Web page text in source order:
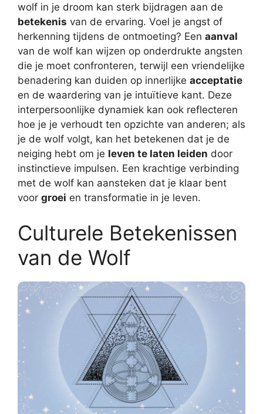
wolf in je droom kan sterk bijdragen aan de
betekenis van de ervaring. Voel je angst of
herkenning tijdens de ontmoeting? Een aanval
van de wolf kan wijzen op onderdrukte angsten
die je moet confronteren, terwijl een vriendelijke
benadering kan duiden op innerlijke acceptatie
en de waardering van je intuïtieve kant. Deze
interpersoonlijke dynamiek kan ook reflecteren
hoe je je verhoudt ten opzichte van anderen; als
je de wolf volgt, kan het betekenen dat je de
neiging hebt om je leven te laten leiden door
instinctieve impulsen. Een krachtige verbinding
met de wolf kan aansteken dat je klaar bent
voor groei en transformatie in je leven.
Culturele Betekenissen
van de Wolf